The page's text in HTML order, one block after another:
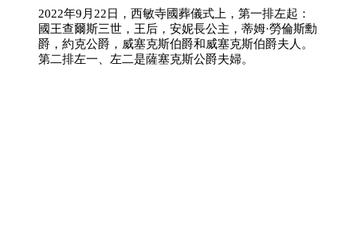
2022年9月22日，西敏寺國葬儀式上，第一排左起：
國王查爾斯三世，王后，安妮長公主，蒂姆·勞倫斯勳
爵，約克公爵，威塞克斯伯爵和威塞克斯伯爵夫人。
第二排左一、左二是薩塞克斯公爵夫婦。